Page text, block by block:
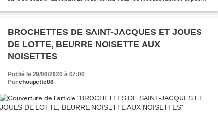
BROCHETTES DE SAINT-JACQUES ET JOUES
DE LOTTE, BEURRE NOISETTE AUX
NOISETTES
Publié le 29/06/2020 à 07:00
Par choupette88